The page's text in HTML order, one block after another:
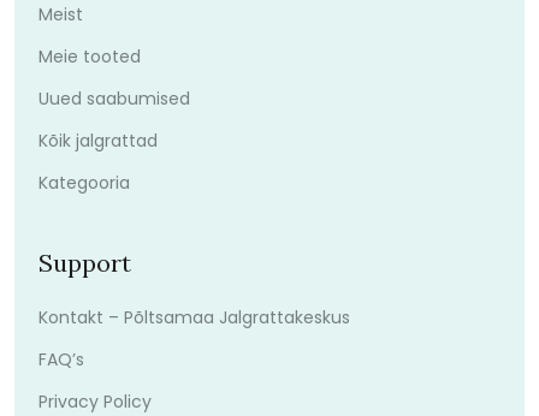
Meist
Meie tooted
Uued saabumised
Kõik jalgrattad
Kategooria
Support
Kontakt – Põltsamaa Jalgrattakeskus
FAQ’s
Privacy Policy